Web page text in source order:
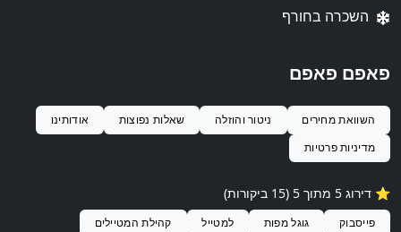
השכרה בחורף
פאפם פאפם
השוואת מחירים ניטור והוזלה שאלות נפוצות
אודותינו
מדיניות פרטיות
⭐️ דירוג 5 מתוך 5 ( 15 ביקורות)
פייסבוק גוגל מפות למטייל קהילת המטיילים